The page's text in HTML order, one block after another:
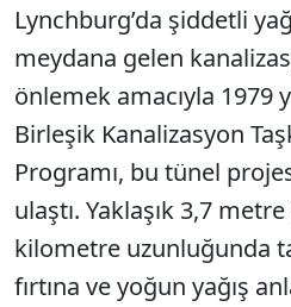
Lynchburg’da şiddetli
meydana gelen
önlemek amacıyla 1979
Birleşik Kanalizasyon
Programı, bu tünel
ulaştı. Yaklaşık 3,7
kilometre uzunluğunda
fırtına ve yoğun yağış